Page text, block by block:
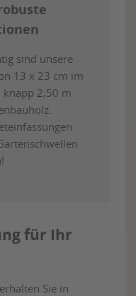
sind unsere
13 x 23 cm im
knapp 2,50 m
für Ihr
Sie in